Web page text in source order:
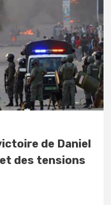
de Daniel
des tensions